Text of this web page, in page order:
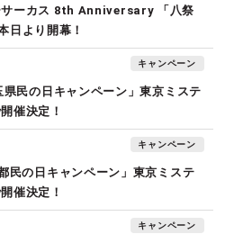
サーカス 8th Anniversary 「八祭
日より開幕！
キャンペーン
県民の日キャンペーン」東京ミステ
催決定！
キャンペーン
民の日キャンペーン」東京ミステ
催決定！
キャンペーン